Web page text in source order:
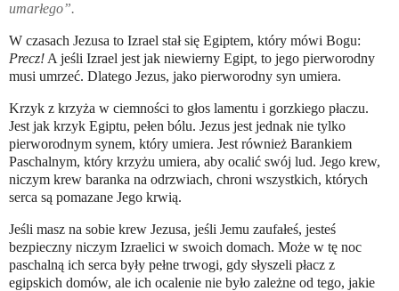
umarłego”.
W czasach Jezusa to Izrael stał się Egiptem, który mówi Bogu:
Precz! A jeśli Izrael jest jak niewierny Egipt, to jego pierworodny
musi umrzeć. Dlatego Jezus, jako pierworodny syn umiera.
Krzyk z krzyża w ciemności to głos lamentu i gorzkiego płaczu.
Jest jak krzyk Egiptu, pełen bólu. Jezus jest jednak nie tylko
pierworodnym synem, który umiera. Jest również Barankiem
Paschalnym, który krzyżu umiera, aby ocalić swój lud. Jego krew,
niczym krew baranka na odrzwiach, chroni wszystkich, których
serca są pomazane Jego krwią.
Jeśli masz na sobie krew Jezusa, jeśli Jemu zaufałeś, jesteś
bezpieczny niczym Izraelici w swoich domach. Może w tę noc
paschalną ich serca były pełne trwogi, gdy słyszeli płacz z
egipskich domów, ale ich ocalenie nie było zależne od tego, jakie